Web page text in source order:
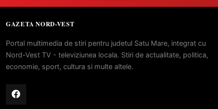
GAZETA NORD-VEST
Portal multimedia de stiri pentru judetul Satu Mare, integrat cu
Nord-Vest TV - televiziunea locala. Stiri de actualitate, politica,
economie, sport, cultura si multe altele.